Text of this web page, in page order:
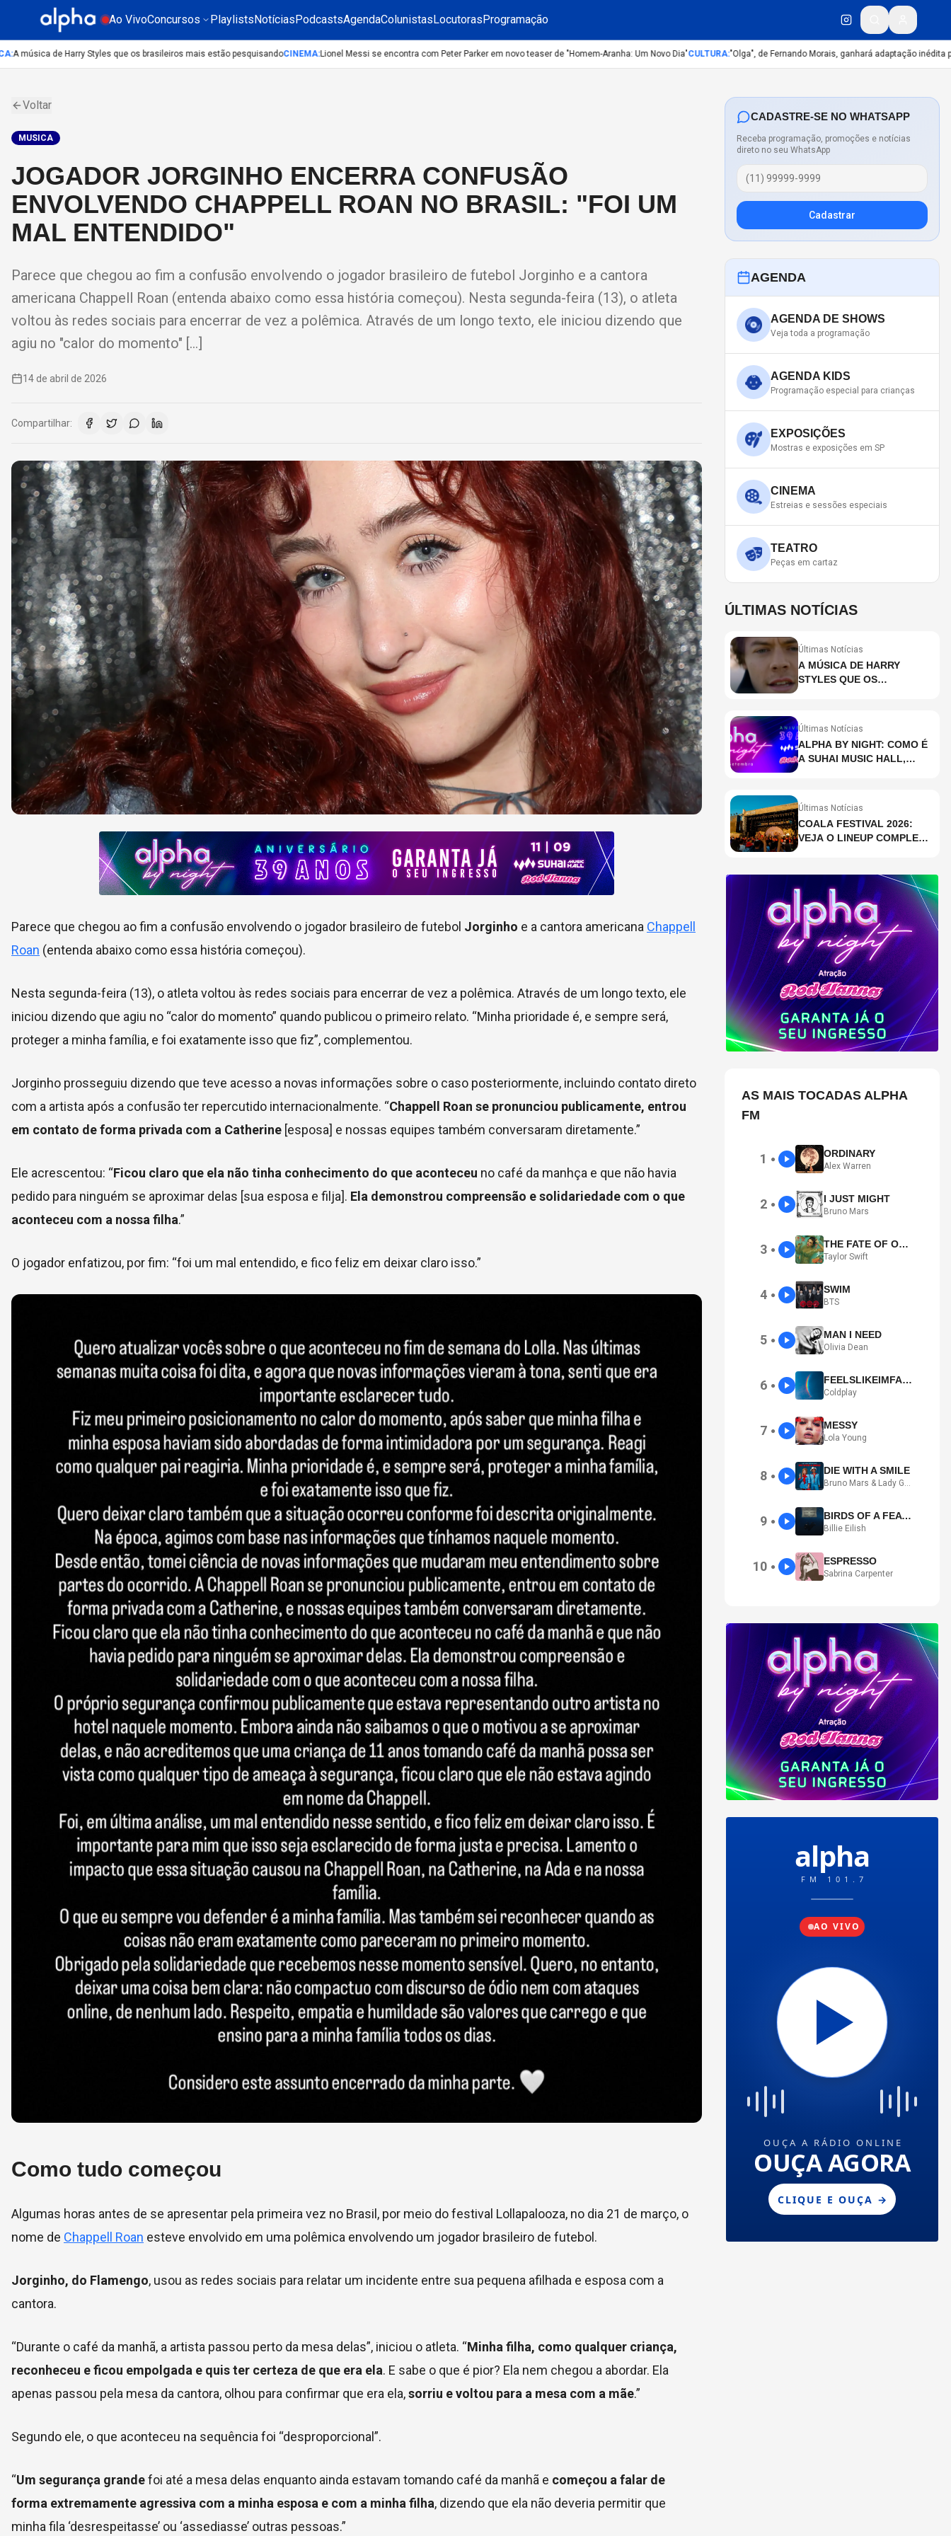
Ao VivoConcursos PlaylistsNotíciasPodcastsAgendaColunistasLocutorasProgramação
música de Harry Styles que os brasileiros mais estão pesquisandoCINEMA:Lionel Messi se encontra com Peter Parker em novo teaser de "Homem-Aranha: Um Novo Dia" CULTURA:"Olga", de Fernando Morais, ganhará adaptação inédita
Voltar
MUSICA
JOGADOR JORGINHO ENCERRA CONFUSÃO
ENVOLVENDO CHAPPELL ROAN NO BRASIL: "FOI UM
MAL ENTENDIDO"
Parece que chegou ao fim a confusão envolvendo o jogador brasileiro de futebol Jorginho e a cantora
americana Chappell Roan (entenda abaixo como essa história começou). Nesta segunda-feira (13), o atleta
voltou às redes sociais para encerrar de vez a polêmica. Através de um longo texto, ele iniciou dizendo que
agiu no "calor do momento" […]
14 de abril de 2026
Compartilhar:
Parece que chegou ao fim a confusão envolvendo o jogador brasileiro de futebol Jorginho e a cantora americana Chappell
Roan (entenda abaixo como essa história começou).
Nesta segunda-feira (13), o atleta voltou às redes sociais para encerrar de vez a polêmica. Através de um longo texto, ele
iniciou dizendo que agiu no “calor do momento” quando publicou o primeiro relato. “Minha prioridade é, e sempre será,
proteger a minha família, e foi exatamente isso que fiz”, complementou.
Jorginho prosseguiu dizendo que teve acesso a novas informações sobre o caso posteriormente, incluindo contato direto
com a artista após a confusão ter repercutido internacionalmente. “Chappell Roan se pronunciou publicamente, entrou
em contato de forma privada com a Catherine [esposa] e nossas equipes também conversaram diretamente.”
Ele acrescentou: “Ficou claro que ela não tinha conhecimento do que aconteceu no café da manhça e que não havia
pedido para ninguém se aproximar delas [sua esposa e filja]. Ela demonstrou compreensão e solidariedade com o que
aconteceu com a nossa filha.”
O jogador enfatizou, por fim: “foi um mal entendido, e fico feliz em deixar claro isso.”
Como tudo começou
Algumas horas antes de se apresentar pela primeira vez no Brasil, por meio do festival Lollapalooza, no dia 21 de março, o
nome de Chappell Roan esteve envolvido em uma polêmica envolvendo um jogador brasileiro de futebol.
Jorginho, do Flamengo, usou as redes sociais para relatar um incidente entre sua pequena afilhada e esposa com a
cantora.
“Durante o café da manhã, a artista passou perto da mesa delas”, iniciou o atleta. “Minha filha, como qualquer criança,
reconheceu e ficou empolgada e quis ter certeza de que era ela. E sabe o que é pior? Ela nem chegou a abordar. Ela
apenas passou pela mesa da cantora, olhou para confirmar que era ela,sorriu e voltou para a mesa com a mãe.”
Segundo ele, o que aconteceu na sequência foi “desproporcional”.
“Um segurança grandefoi até a mesa delas enquanto ainda estavam tomando café da manhã e começou a falar de
forma extremamente agressiva com a minha esposa e com a minha filha, dizendo que ela não deveria permitir que
minha fila ‘desrespeitasse’ ou ‘assediasse’ outras pessoas.”
CADASTRE-SE NO WHATSAPP
Receba programação, promoções e notícias
direto no seu WhatsApp
Cadastrar
AGENDA
AGENDA DE SHOWS
Veja toda a programação
AGENDA KIDS
Programação especial para crianças
EXPOSIÇÕES
Mostras e exposições em SP
CINEMA
Estreias e sessões especiais
TEATRO
Peças em cartaz
ÚLTIMAS NOTÍCIAS
Últimas Notícias
A MÚSICA DE HARRY
STYLES QUE OS
Últimas Notícias
ALPHA BY NIGHT: COMO É
A SUHAI MUSIC HALL,
PAULO?
Últimas Notícias
COALA FESTIVAL 2026:
VEJA O LINEUP COMPLETO
AS MAIS TOCADAS ALPHA
FM
1 ● ORDINARY
Alex Warren
2 ● I JUST MIGHT
Bruno Mars
3 ● THE FATE OF OPHELIA
Taylor Swift
4 ● SWIM
BTS
5 ● MAN I NEED
Olivia Dean
6 ● FEELSLIKEIMFALLINGINLOVE
Coldplay
7 ● MESSY
Lola Young
8 ● DIE WITH A SMILE
Bruno Mars & Lady Gaga
9 ● BIRDS OF A FEATHER
Billie Eilish
10 ● ESPRESSO
Sabrina Carpenter